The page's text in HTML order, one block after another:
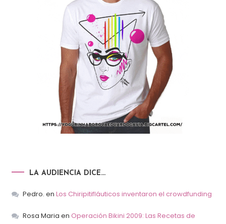
LA AUDIENCIA DICE…
Pedro. en Los Chiripitifláuticos inventaron el crowdfunding
Rosa Maria en Operación Bikini 2009: Las Recetas de